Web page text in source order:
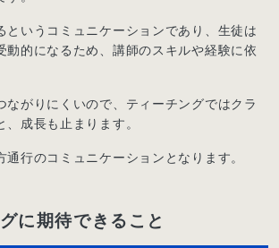
というコミュニケーションであり、生徒は
動的になるため、講師のスキルや経験に依
ながりにくいので、ティーチングではクラ
、成長も止まります。
通行のコミュニケーションとなります。
に期待できること